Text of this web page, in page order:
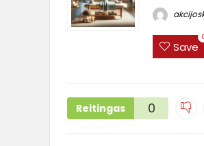
Save
Reitingas 0